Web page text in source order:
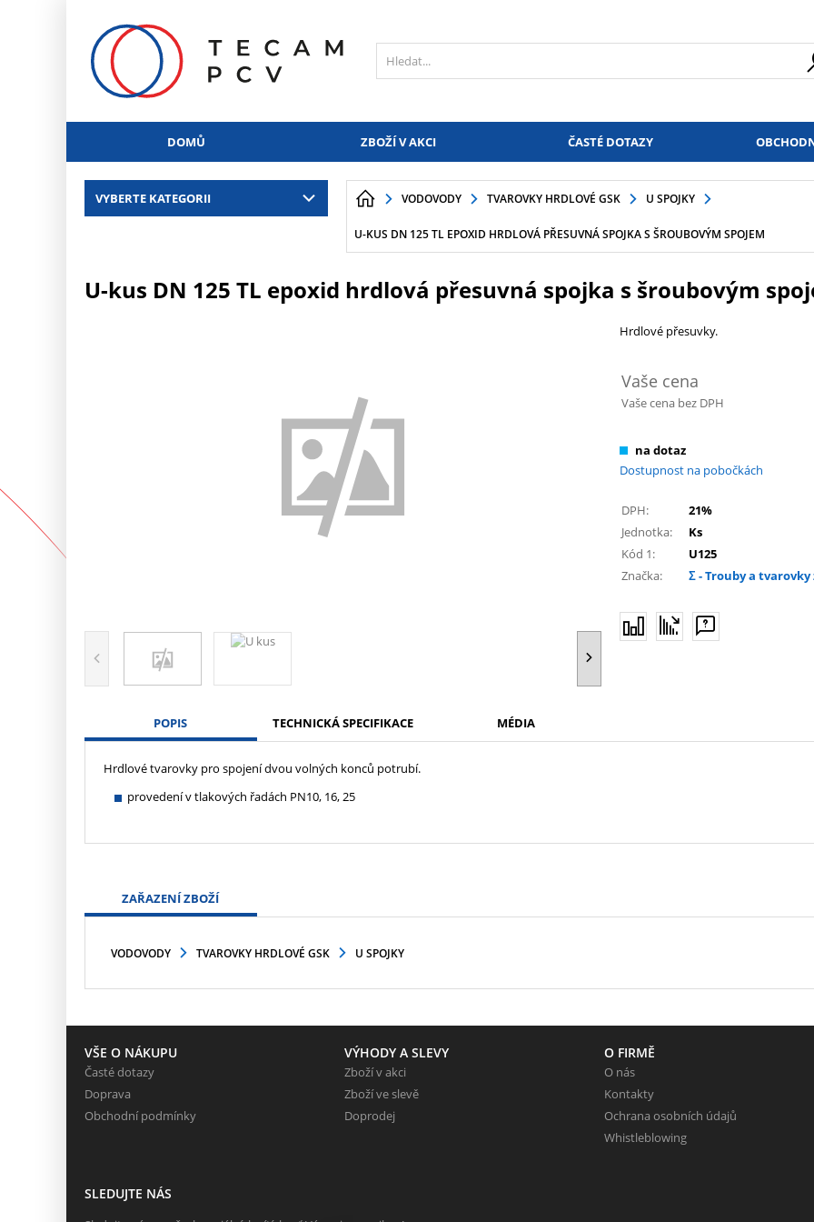
DOMŮ ZBOŽÍ V AKCI ČASTÉ DOTAZY
VYBERTE KATEGORII VODOVODY TVAROVKY HRDLOVÉ GSK U SPOJKY
U-KUS DN 125 TL EPOXID HRDLOVÁ PŘESUVNÁ SPOJKA S ŠROUBOVÝM SPOJEM
U-kus DN 125 TL epoxid hrdlová přesuvná spojka s šroubovým
Hrdlové přesuvky.
Vaše cena
Vaše cena bez DPH
na dotaz
Dostupnost na pobočkách
DPH:
21%
Jednotka:
Ks
Kód 1:
U125
Značka:
Σ - Trouby a
POPIS TECHNICKÁ SPECIFIKACE MÉDIA
Hrdlové tvarovky pro spojení dvou volných konců potrubí.
provedení v tlakových řadách PN10, 16, 25
ZAŘAZENÍ ZBOŽÍ
VODOVODY TVAROVKY HRDLOVÉ GSK U SPOJKY
VŠE O NÁKUPU
Časté dotazy
Doprava
Obchodní podmínky
VÝHODY A SLEVY
Zboží v akci
Zboží ve slevě
Doprodej
O FIRMĚ
O nás
Kontakty
Ochrana osobních údajů
Whistleblowing
SLEDUJTE NÁS